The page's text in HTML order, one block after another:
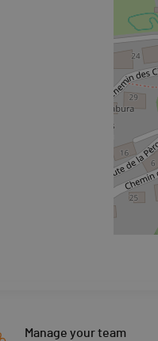
Manage your team